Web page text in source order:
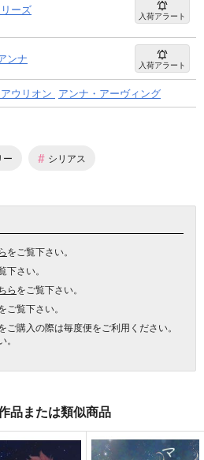
ーズ 入荷アラート
ンナ 入荷アラート
ウリオン アンナ・アーヴィング
ー # シリアス
をご覧下さい。
下さい。
らをご覧下さい。
ご覧下さい。
購入の際は毎度便をご利用ください。
品または類似商品